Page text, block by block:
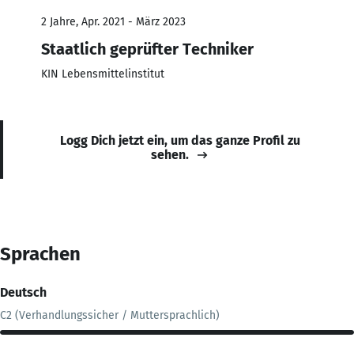
2 Jahre, Apr. 2021 - März 2023
Staatlich geprüfter Techniker
KIN Lebensmittelinstitut
Logg Dich jetzt ein, um das ganze Profil zu
sehen.
Sprachen
Deutsch
C2 (Verhandlungssicher / Muttersprachlich)